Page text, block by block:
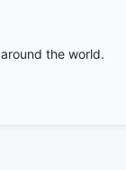
the world.